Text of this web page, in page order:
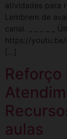
atividades para
Lembrem de
canal. _ _ _ _ _
https://youtu.be/
[…]
Reforço
aulas